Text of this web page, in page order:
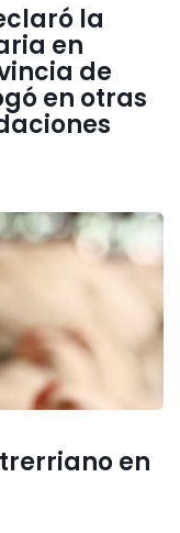
la
en
de
en otras
en